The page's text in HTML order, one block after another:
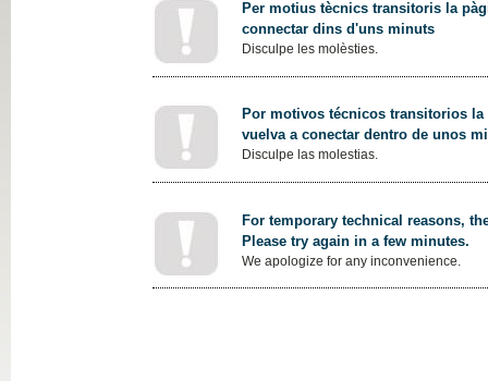
Per motius tècnics transitoris la
connectar dins d'uns minuts
Disculpe les molèsties.
Por motivos técnicos transitorios
vuelva a conectar dentro de unos
Disculpe las molestias.
For temporary technical reasons,
Please try again in a few minutes.
We apologize for any inconvenience.